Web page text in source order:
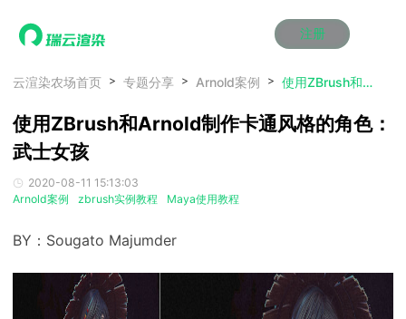
注册
首页
产品服务
云制作
云渲染管理系统
瑞兔百宝箱
AI视频插帧
云制作
云渲染管理系统
瑞兔百宝箱
AI视频插帧
云制作
云渲染管理系统
瑞兔百宝箱
AI视频插帧
云制作
云渲染管理系统
瑞兔百宝箱
AI视频插帧
云制作
云渲染管理系统
瑞兔百宝箱
AI视频插帧
云制作
云渲染管理系统
瑞兔百宝箱
AI视频插帧
Maya云渲染方案
3ds Max云渲染方案
Cinema 4D云渲染方案
Maya云渲染方案
3ds Max云渲染方案
Cinema 4D云渲染方案
Maya云渲染方案
3ds Max云渲染方案
Cinema 4D云渲染方案
Maya云渲染方案
3ds Max云渲染方案
Cinema 4D云渲染方案
Maya云渲染方案
3ds Max云渲染方案
Cinema 4D云渲染方案
Maya云渲染方案
3ds Max云渲染方案
Cinema 4D云渲染方案
动画价格
效果图价格
动画价格
效果图价格
动画价格
效果图价格
动画价格
效果图价格
动画价格
效果图价格
动画价格
效果图价格
资讯&赛事
新闻资讯
渲染百科
新闻资讯
渲染百科
新闻资讯
渲染百科
新闻资讯
渲染百科
新闻资讯
渲染百科
新闻资讯
渲染百科
云渲染农场首页 专题分享 Arnold案例 使用ZBrush和Arnold制作卡通风格的角色：武士女孩
使用ZBrush和Arnold制作卡通风格的角色：
武士女孩
2020-08-11 15:13:03
Arnold案例
zbrush实例教程 Maya使用教程
BY：Sougato Majumder